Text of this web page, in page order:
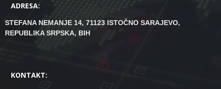
ADRESA:
STEFANA NEMANJE 14, 71123 ISTOČNO SARAJEVO,
REPUBLIKA SRPSKA, BIH
KONTAKT: